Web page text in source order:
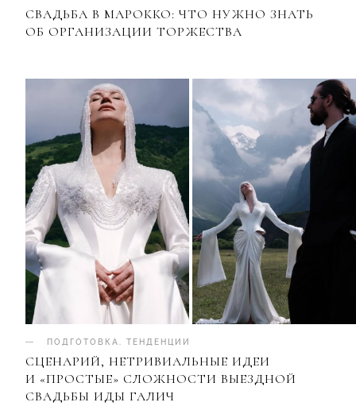
СВАДЬБА В МАРОККО: ЧТО НУЖНО ЗНАТЬ
ОБ ОРГАНИЗАЦИИ ТОРЖЕСТВА
ПОДГОТОВКА ТЕНДЕНЦИИ
СЦЕНАРИЙ, НЕТРИВИАЛЬНЫЕ ИДЕИ
И «ПРОСТЫЕ» СЛОЖНОСТИ ВЫЕЗДНОЙ
СВАДЬБЫ ИДЫ ГАЛИЧ